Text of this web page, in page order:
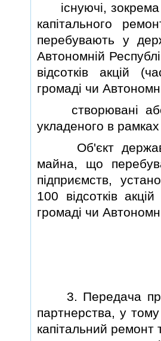
iснуючi, зокрема
капiтального
перебувають у
Автономнiй
вiдсоткiв акцiй
громадi чи
створюванi або
укладеного в
Об'єкт
майна, що
пiдприємств,
100 вiдсоткiв
громадi чи
3. Передача
партнерства, у
капiтальний